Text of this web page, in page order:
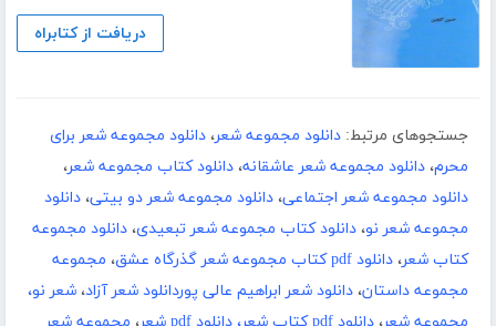
دریافت از کتابراه
جستجوهای مرتبط: دانلود مجموعه شعر، دانلود مجموعه شعر برای
محرم، دانلود مجموعه شعر عاشقانه، دانلود کتاب مجموعه شعر،
دانلود مجموعه شعر اجتماعی، دانلود مجموعه شعر دو بیتی، دانلود
مجموعه شعر نو، دانلود کتاب مجموعه شعر تبعیدی، دانلود مجموعه
کتاب شعر، دانلود pdf کتاب مجموعه شعر گذرگاه عشق ، مجموعه
مجموعه داستان، دانلود شعر ابراهیم عالی پوردانلود شعر آزاد، شعر نو،
مجموعه شعر، دانلود pdf کتاب شعر، دانلود pdf شعر ، مجموعه شعر